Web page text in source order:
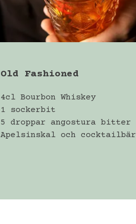
Old Fashioned
4cl Bourbon Whiskey
1 sockerbit
5 droppar angostura bitter
Apelsinskal och cocktailbär